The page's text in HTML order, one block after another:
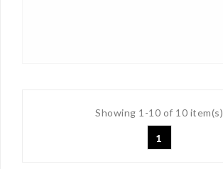
Showing 1-10 of 10 item(s)
1